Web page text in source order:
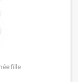
fille